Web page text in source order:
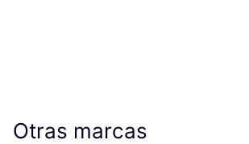
Otras marcas